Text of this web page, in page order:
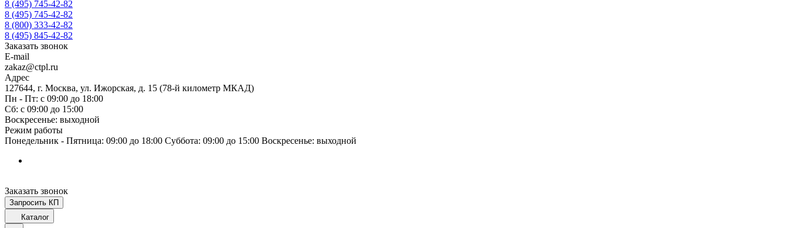
8 (495) 745-42-82
8 (495) 745-42-82
8 (800) 333-42-82
8 (495) 845-42-82
Заказать звонок
E-mail
zakaz@ctpl.ru
Адрес
127644, г. Москва, ул. Ижорская, д. 15 (78-й километр МКАД)
Пн - Пт: с 09:00 до 18:00
Сб: с 09:00 до 15:00
Воскресенье: выходной
Режим работы
Понедельник - Пятница: 09:00 до 18:00 Суббота: 09:00 до 15:00 Воскресенье: выходной
Заказать звонок
Запросить КП
Каталог